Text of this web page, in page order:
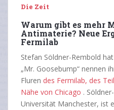
Die Zeit
Warum gibt es mehr
Antimaterie? Neue
Fermilab
Stefan Söldner-Rembold
„Mr. Goosebump“ nennen
Fluren des Fermilab, des
Nähe von Chicago .
Universität Manchester, ist